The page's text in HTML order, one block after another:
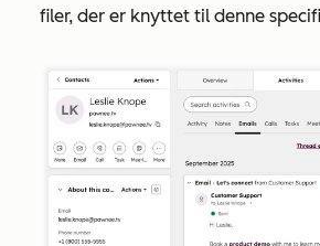
filer, der er knyttet til denne